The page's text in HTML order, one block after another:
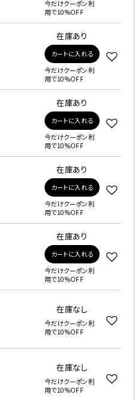
今だけクーポン利
用で10%OFF
在庫あり
カートに入れる
今だけクーポン利
用で10%OFF
在庫あり
カートに入れる
今だけクーポン利
用で10%OFF
在庫あり
カートに入れる
今だけクーポン利
用で10%OFF
在庫あり
カートに入れる
今だけクーポン利
用で10%OFF
在庫なし
今だけクーポン利
用で10%OFF
在庫なし
今だけクーポン利
用で10%OFF